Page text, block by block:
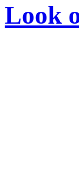
Look